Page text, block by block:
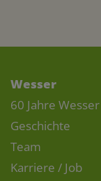
Wesser
60 Jahre Wesser
Geschichte
Team
Karriere / Job